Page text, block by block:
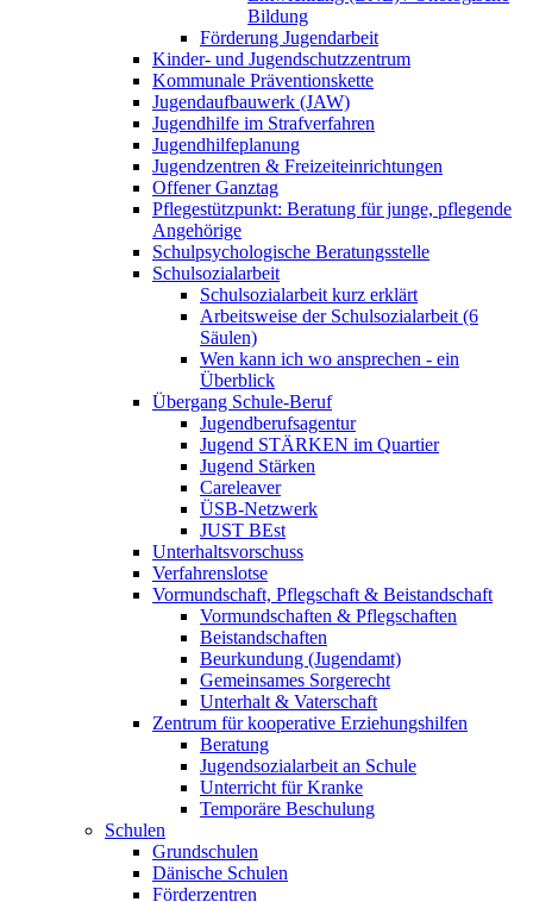
Bildung
Förderung Jugendarbeit
Kinder- und Jugendschutzzentrum
Kommunale Präventionskette
Jugendaufbauwerk (JAW)
Jugendhilfe im Strafverfahren
Jugendhilfeplanung
Jugendzentren & Freizeiteinrichtungen
Offener Ganztag
Pflegestützpunkt: Beratung für junge, pflegende
Angehörige
Schulpsychologische Beratungsstelle
Schulsozialarbeit
Schulsozialarbeit kurz erklärt
Arbeitsweise der Schulsozialarbeit (6
Säulen)
Wen kann ich wo ansprechen - ein
Überblick
Übergang Schule-Beruf
Jugendberufsagentur
Jugend STÄRKEN im Quartier
Jugend Stärken
Careleaver
ÜSB-Netzwerk
JUST BEst
Unterhaltsvorschuss
Verfahrenslotse
Vormundschaft, Pflegschaft & Beistandschaft
Vormundschaften & Pflegschaften
Beistandschaften
Beurkundung (Jugendamt)
Gemeinsames Sorgerecht
Unterhalt & Vaterschaft
Zentrum für kooperative Erziehungshilfen
Beratung
Jugendsozialarbeit an Schule
Unterricht für Kranke
Temporäre Beschulung
Schulen
Grundschulen
Dänische Schulen
Förderzentren